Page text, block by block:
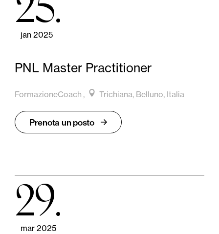
25
jan 2025
PNL Master Practitioner
FormazioneCoach Trichiana, Belluno, Italia
Prenota un posto
29
mar 2025